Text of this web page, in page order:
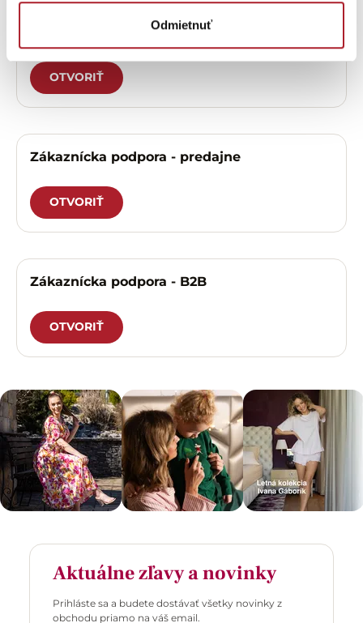
Odmietnuť
Zákaznícka podpora – eshop
OTVORIŤ
Zákaznícka podpora - predajne
OTVORIŤ
Zákaznícka podpora - B2B
OTVORIŤ
Aktuálne zľavy a novinky
Prihláste sa a budete dostávať všetky novinky z
obchodu priamo na váš email.